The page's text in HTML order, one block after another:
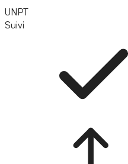
UNPT
Suivi